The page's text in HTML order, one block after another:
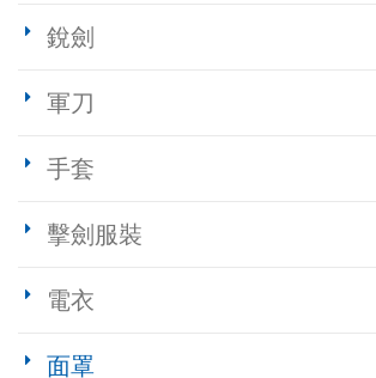
銳劍
軍刀
手套
擊劍服裝
電衣
面罩